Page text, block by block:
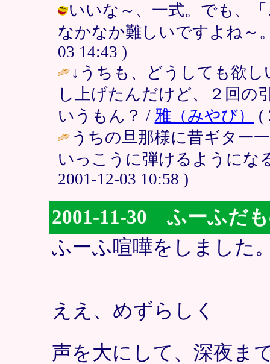
いいな～、一式。でも、
なかなか難しいですよね～
03 14:43 )
↓うちも、どうしても欲
し上げたんだけど、２回の
いうもん？ / 雅（みやび）
(
うちの旦那様に昔ギター
いっこうに弾けるようにな
2001-12-03 10:58 )
2001-11-30 ふーふだ
ふーふ喧嘩をしました
ええ、めずらしく
声を大にして、深夜ま